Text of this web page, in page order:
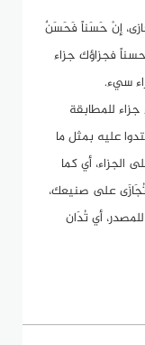
إنْ حَسَناً فَحَسَنٌ
فجزاؤك جزاء
سيء.
للمطابقة
عليه بمثل ما
الجزاء، أي كما
على صنيعك،
أي تُدَان